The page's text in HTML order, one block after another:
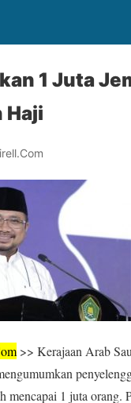
1 Juta
Haji
>> Kerajaan Arab
mencapai 1 juta orang.